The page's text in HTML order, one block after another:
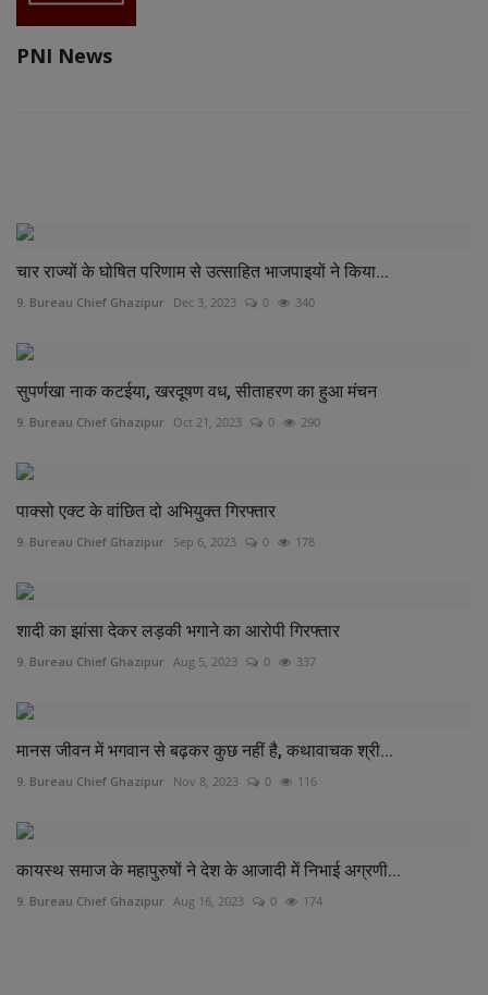
PNI News
चार राज्यों के घोषित परिणाम से उत्साहित भाजपाइयों ने किया...
9. Bureau Chief Ghazipur Dec 3, 2023 0 340
सुपर्णखा नाक कटईया, खरदूषण वध, सीताहरण का हुआ मंचन
9. Bureau Chief Ghazipur Oct 21, 2023 0 290
पाक्सो एक्ट के वांछित दो अभियुक्त गिरफ्तार
9. Bureau Chief Ghazipur Sep 6, 2023 0 178
शादी का झांसा देकर लड़की भगाने का आरोपी गिरफ्तार
9. Bureau Chief Ghazipur Aug 5, 2023 0 337
मानस जीवन में भगवान से बढ़कर कुछ नहीं है, कथावाचक श्री...
9. Bureau Chief Ghazipur Nov 8, 2023 0 116
कायस्थ समाज के महापुरुषों ने देश के आजादी में निभाई अग्रणी...
9. Bureau Chief Ghazipur Aug 16, 2023 0 174